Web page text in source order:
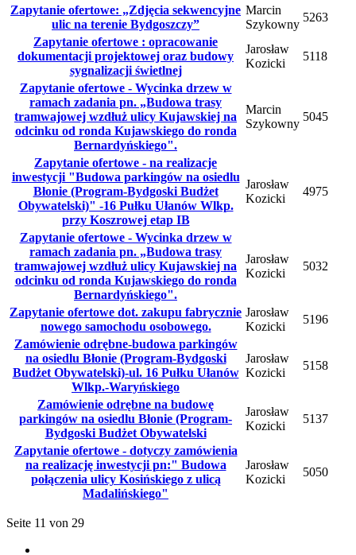
Zapytanie ofertowe: „Zdjęcia sekwencyjne
ulic na terenie Bydgoszczy”
Marcin
Szykowny
5263
Zapytanie ofertowe : opracowanie
dokumentacji projektowej oraz budowy
sygnalizacji świetlnej
Jarosław
Kozicki
5118
Zapytanie ofertowe - Wycinka drzew w
ramach zadania pn. „Budowa trasy
tramwajowej wzdłuż ulicy Kujawskiej na
odcinku od ronda Kujawskiego do ronda
Bernardyńskiego".
Marcin
Szykowny
5045
Zapytanie ofertowe - na realizacje
inwestycji "Budowa parkingów na osiedlu
Błonie (Program-Bydgoski Budżet
Obywatelski)" -16 Pułku Ułanów Wlkp.
przy Koszrowej etap IB
Jarosław
Kozicki
4975
Zapytanie ofertowe - Wycinka drzew w
ramach zadania pn. „Budowa trasy
tramwajowej wzdłuż ulicy Kujawskiej na
odcinku od ronda Kujawskiego do ronda
Bernardyńskiego".
Jarosław
Kozicki
5032
Zapytanie ofertowe dot. zakupu fabrycznie
nowego samochodu osobowego.
Jarosław
Kozicki
5196
Zamówienie odrębne-budowa parkingów
na osiedlu Błonie (Program-Bydgoski
Budżet Obywatelski)-ul. 16 Pułku Ułanów
Wlkp.-Waryńskiego
Jarosław
Kozicki
5158
Zamówienie odrębne na budowę
parkingów na osiedlu Błonie (Program-
Bydgoski Budżet Obywatelski
Jarosław
Kozicki
5137
Zapytanie ofertowe - dotyczy zamówienia
na realizację inwestycji pn:" Budowa
połączenia ulicy Kosińskiego z ulicą
Madalińskiego"
Jarosław
Kozicki
5050
Seite 11 von 29